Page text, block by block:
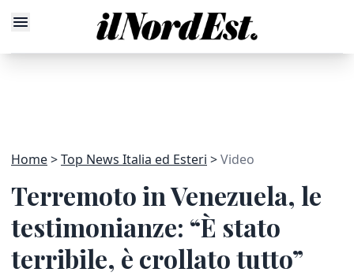
Home Top News Italia ed Esteri Video
Terremoto in Venezuela, le
testimonianze: “È stato
terribile, è crollato tutto”